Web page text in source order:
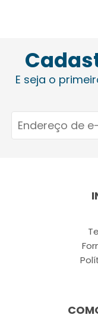
E seja o